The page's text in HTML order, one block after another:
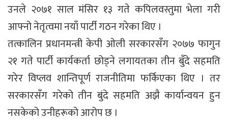
उनले २०७१ साल मंसिर १३ गते कपिलवस्तुमा भेला गरी
आफ्नो नेतृत्वमा नयाँ पार्टी गठन गरेका थिए ।
तत्कालिन प्रधानमन्त्री केपी ओली सरकारसँग २०७७ फागुन
२१ गते पार्टी कार्यकर्ता छोड्ने लगायतका तीन बुँदे सहमति
गरेर विप्लव शान्तिपूर्ण राजनीतिमा फर्किएका थिए । तर
सरकारसँग गरेको तीन बुंदे सहमति अझै कार्यान्वयन हुन
नसकेको उनीहरूको आरोप छ ।